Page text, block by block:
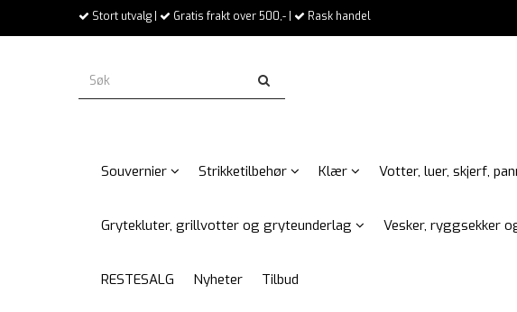
Stort utvalg | Gratis frakt over 500,- | Rask handel
Souvernier Strikketilbehør Klær Votter, luer, skjerf,
Grytekluter, grillvotter og gryteunderlag Vesker, ryggsekker
RESTESALG Nyheter Tilbud